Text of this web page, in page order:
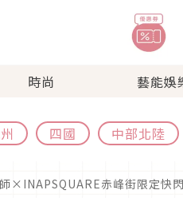
時尚 藝能娛
四國 中部北陸
×INAPSQUARE赤峰街限定快